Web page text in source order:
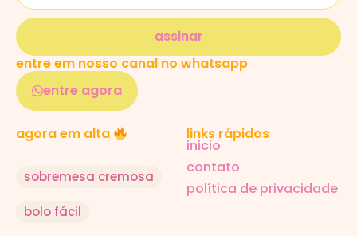
assinar
entre em nosso canal no whatsapp
entre agora
agora em alta
sobremesa cremosa
bolo fácil
links rápidos
inicio
contato
política de privacidade